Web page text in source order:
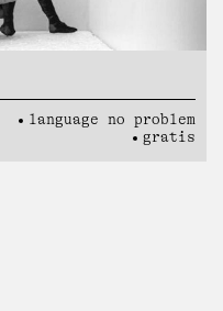
language no problem
gratis